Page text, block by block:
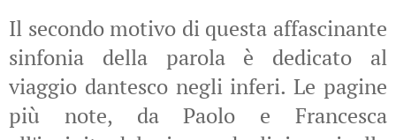
Il secondo motivo di questa affascinante
sinfonia della parola è dedicato al
viaggio dantesco negli inferi. Le pagine
più note, da Paolo e Francesca